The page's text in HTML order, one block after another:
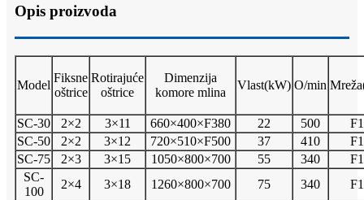
Opis proizvoda
Model
Fiksne
oštrice
Rotirajuće
oštrice
Dimenzija
komore mlina
Vlast(kW) O/min Mreža
SC-30 2×2 3×11 660×400×F380 22 500
SC-50
2×2 3×12 720×510×F500 37 410
SC-75
2×3 3×15 1050×800×700 55 340
SC-
100
2×4 3×18 1260×800×700 75 340